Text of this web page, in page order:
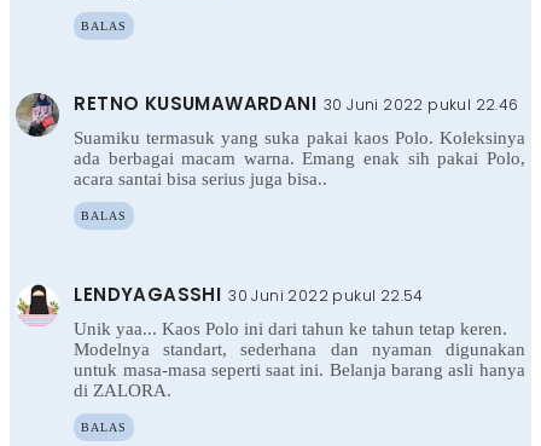
BALAS
RETNO KUSUMAWARDANI 30 Juni 2022 pukul 22.46
Suamiku termasuk yang suka pakai kaos Polo. Koleksinya
ada berbagai macam warna. Emang enak sih pakai Polo,
acara santai bisa serius juga bisa..
BALAS
LENDYAGASSHI 30 Juni 2022 pukul 22.54
Unik yaa... Kaos Polo ini dari tahun ke tahun tetap keren.
Modelnya standart, sederhana dan nyaman digunakan
untuk masa-masa seperti saat ini. Belanja barang asli hanya
di ZALORA.
BALAS